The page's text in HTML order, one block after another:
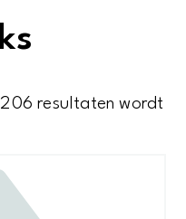
resultaten wordt